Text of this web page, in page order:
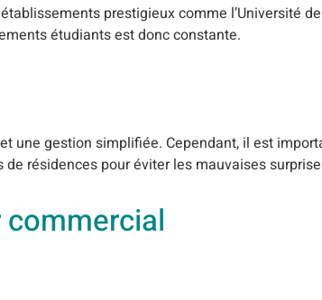
prestigieux comme l’Université de
étudiants est donc constante.
une gestion simplifiée. Cependant, il est
résidences pour éviter les mauvaises
commercial